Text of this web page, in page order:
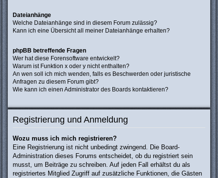
Dateianhänge
Welche Dateianhänge sind in diesem Forum zulässig?
Kann ich eine Übersicht all meiner Dateianhänge erhalten?
phpBB betreffende Fragen
Wer hat diese Forensoftware entwickelt?
Warum ist Funktion x oder y nicht enthalten?
An wen soll ich mich wenden, falls es Beschwerden oder juristische
Anfragen zu diesem Forum gibt?
Wie kann ich einen Administrator des Boards kontaktieren?
Registrierung und Anmeldung
Wozu muss ich mich registrieren?
Eine Registrierung ist nicht unbedingt zwingend. Die Board-
Administration dieses Forums entscheidet, ob du registriert sein
musst, um Beiträge zu schreiben. Auf jeden Fall erhältst du als
registriertes Mitglied Zugriff auf zusätzliche Funktionen, die Gästen